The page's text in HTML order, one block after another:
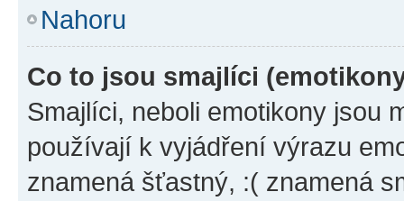
Nahoru
Co to jsou smajlíci
Smajlíci, neboli emotikony jsou
používají k vyjádření výrazu
znamená šťastný, :( znamená